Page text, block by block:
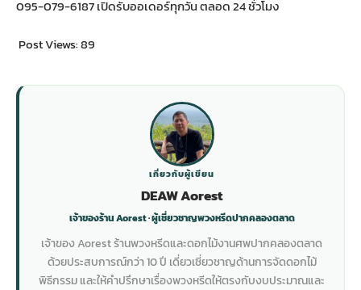
095-079-6187 เปิดรับออเดอร์ทุกวัน ตลอด 24 ชั่วโมง
Post Views:89
เกี่ยวกับผู้เขียน
DEAW Aorest
เจ้าของร้าน Aorest · ผู้เชี่ยวชาญพวงหรีดปากคลองตลาด
เจ้าของ Aorest ร้านพวงหรีดและดอกไม้งานศพปากคลองตลาด
ด้วยประสบการณ์กว่า 10 ปี เดี่ยวเชี่ยวชาญด้านการจัดดอกไม้
พิธีกรรม และให้คำปรึกษาเรื่องพวงหรีดให้ตรงกับงบประมาณและ